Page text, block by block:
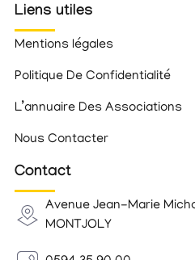
Liens utiles
Mentions légales
Politique De Confidentialité
L’annuaire Des Associations
Nous Contacter
Contact
Avenue Jean-Marie
MONTJOLY